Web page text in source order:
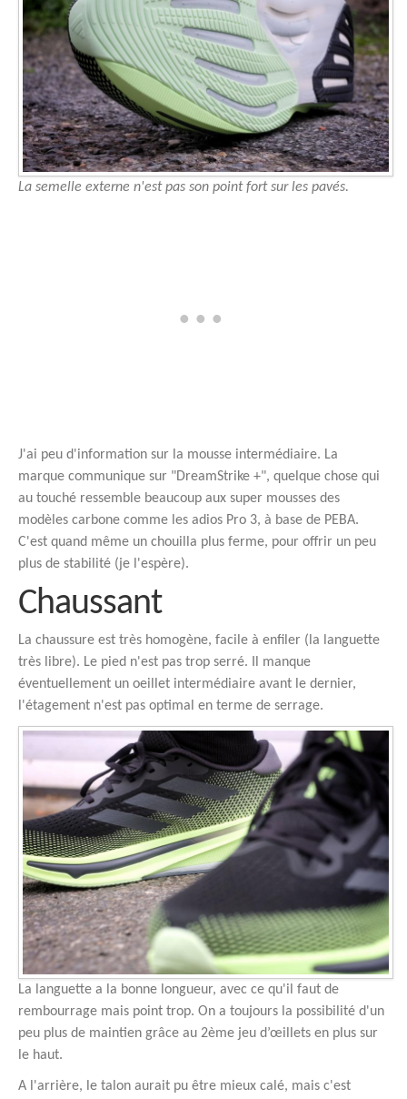
La semelle externe n'est pas son point fort sur les pavés.
J'ai peu d'information sur la mousse intermédiaire. La
marque communique sur "DreamStrike +", quelque chose qui
au touché ressemble beaucoup aux super mousses des
modèles carbone comme les adios Pro 3, à base de PEBA.
C'est quand même un chouilla plus ferme, pour offrir un peu
plus de stabilité (je l'espère).
Chaussant
La chaussure est très homogène, facile à enfiler (la languette
très libre). Le pied n'est pas trop serré. Il manque
éventuellement un oeillet intermédiaire avant le dernier,
l'étagement n'est pas optimal en terme de serrage.
La languette a la bonne longueur, avec ce qu'il faut de
rembourrage mais point trop. On a toujours la possibilité d'un
peu plus de maintien grâce au 2ème jeu d’œillets en plus sur
le haut.
A l'arrière, le talon aurait pu être mieux calé, mais c'est